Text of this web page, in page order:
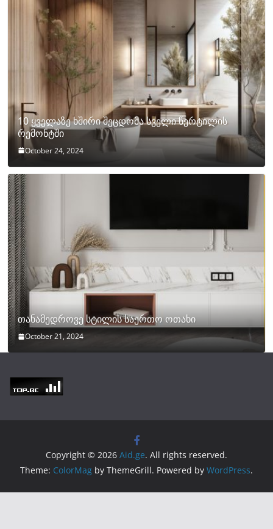
10 ყველაზე ხშირი შეცდომა სველი წერტილის
რემონტში
October 24, 2024
თანამედროვე სტილის საერთო ოთახი
October 21, 2024
Copyright © 2026 Aid.ge. All rights reserved.
Theme: ColorMag by ThemeGrill. Powered by WordPress.